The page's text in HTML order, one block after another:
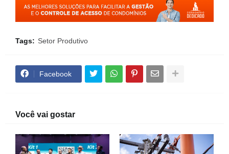
Tags: Setor Produtivo
Facebook
Você vai gostar